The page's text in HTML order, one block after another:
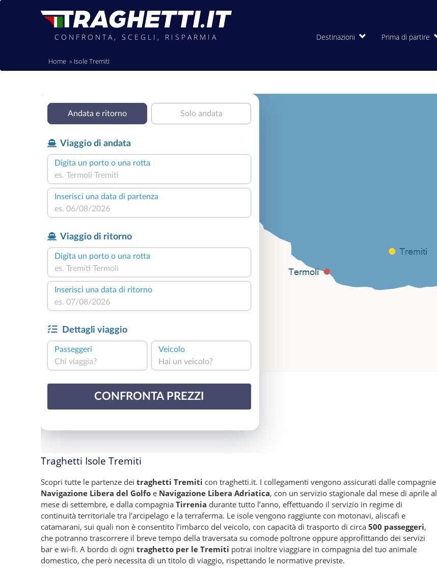
CONFRONTA, SCEGLI, RISPARMIA Destinazioni Prima di partire
Home Isole Tremiti
Traghetti Isole Tremiti
Scopri tutte le partenze dei traghetti Tremiti con traghetti.it. I collegamenti vengono assicurati dalle compagnie
Navigazione Libera del Golfo e Navigazione Libera Adriatica, con un servizio stagionale dal mese di aprile al
mese di settembre, e dalla compagnia Tirrenia durante tutto l’anno, effettuando il servizio in regime di
continuità territoriale tra l’arcipelago e la terraferma. Le isole vengono raggiunte con motonavi, aliscafi e
catamarani, sui quali non è consentito l’imbarco del veicolo, con capacità di trasporto di circa 500 passeggeri,
che potranno trascorrere il breve tempo della traversata su comode poltrone oppure approfittando dei servizi
bar e wi-fi. A bordo di ogni traghetto per le Tremiti potrai inoltre viaggiare in compagnia del tuo animale
domestico, che però necessita di un titolo di viaggio, rispettando le normative previste.